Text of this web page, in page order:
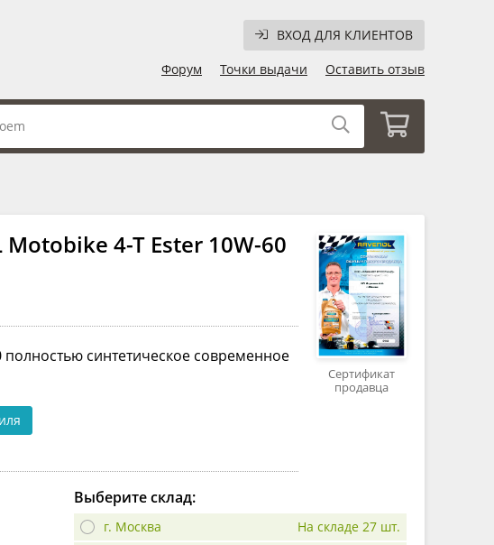
ВХОД ДЛЯ КЛИЕНТОВ
Форум
Точки выдачи Оставить отзыв
4-T Ester 10W-60
полностью синтетическое современное
Сертификат
продавца
Выберите склад:
г. Москва
На складе 27 шт.